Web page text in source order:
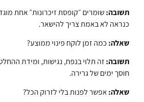
תשובה:שומרים ״קופסת זיכרונות״ אחת
כנראה לא באמת צריך להישאר.
שאלה: כמה זמן לוקח פינוי ממוצע?
תשובה: זה תלוי בנפח, נגישות, ומידת
חוסך ימים של גרירה.
שאלה:אפשר לפנות בלי לזרוק הכל?